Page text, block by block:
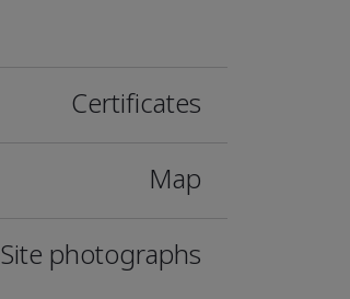
Certificates
Map
Site photographs